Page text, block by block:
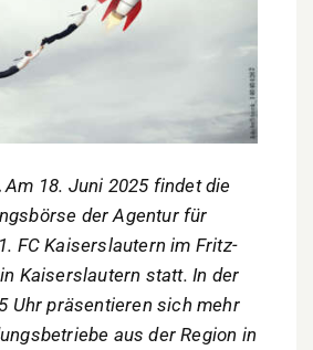
Am 18. Juni 2025 findet die
der Agentur für
FC Kaiserslautern im Fritz-
Kaiserslautern statt. In der
Uhr präsentieren sich mehr
aus der Region in